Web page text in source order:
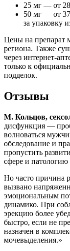
25 мг — от
50 мг — от
за упаковку
Цены на препарат
региона. Также
через интернет-
только к
подделок.
Отзывы
М. Кольцов,
дисфункция —
волноваться
обследование и
пропустить
сфере и
Но часто причина
вызвано
эмоциональным
динамико. При
эрекцию более
быстро, если не
назначен в
мочевыделения.»